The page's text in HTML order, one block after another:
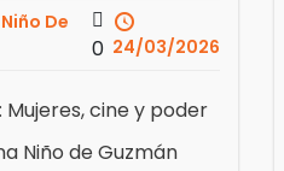
De
0 24/03/2026
cine y poder
Niño de Guzmán